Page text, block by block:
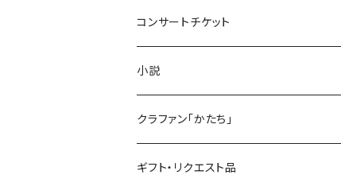
Oyone Design
2022 New Logo
缶バッジ
コンサートチケット
リユニオン
Reunion 4
6/28 鶴舞パーチ 〜Salala〜
リユニオン4
小説
クラファン「かたち」
ギフト・リクエスト品